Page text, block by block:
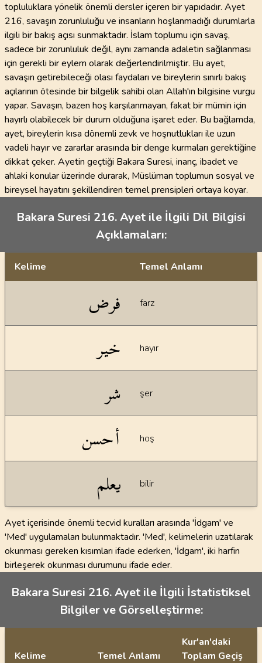
topluluklara yönelik önemli dersler içeren bir yapıdadır. Ayet
216, savaşın zorunluluğu ve insanların hoşlanmadığı durumlarla
ilgili bir bakış açısı sunmaktadır. İslam toplumu için savaş,
sadece bir zorunluluk değil, aynı zamanda adaletin sağlanması
için gerekli bir eylem olarak değerlendirilmiştir. Bu ayet,
savaşın getirebileceği olası faydaları ve bireylerin sınırlı bakış
açılarının ötesinde bir bilgelik sahibi olan Allah'ın bilgisine vurgu
yapar. Savaşın, bazen hoş karşılanmayan, fakat bir mümin için
hayırlı olabilecek bir durum olduğuna işaret eder. Bu bağlamda,
ayet, bireylerin kısa dönemli zevk ve hoşnutlukları ile uzun
vadeli hayır ve zararlar arasında bir denge kurmaları gerektiğine
dikkat çeker. Ayetin geçtiği Bakara Suresi, inanç, ibadet ve
ahlaki konular üzerinde durarak, Müslüman toplumun sosyal ve
bireysel hayatını şekillendiren temel prensipleri ortaya koyar.
Bakara Suresi 216. Ayet ile İlgili Dil Bilgisi
Açıklamaları:
Kelime Temel Anlamı
فرض farz
خير hayır
شر şer
أحسن hoş
يعلم bilir
Ayet içerisinde önemli tecvid kuralları arasında 'İdgam' ve
'Med' uygulamaları bulunmaktadır. 'Med', kelimelerin uzatılarak
okunması gereken kısımları ifade ederken, 'İdgam', iki harfin
birleşerek okunması durumunu ifade eder.
Bakara Suresi 216. Ayet ile İlgili İstatistiksel
Bilgiler ve Görselleştirme:
Kelime Temel Anlamı
Kur'an'daki
Toplam Geçiş